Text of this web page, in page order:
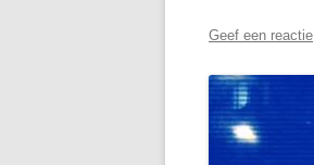
Geef een reactie